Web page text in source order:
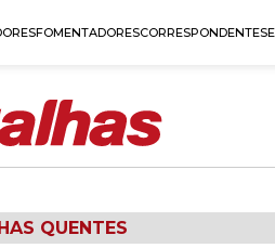
FOMENTADORESCORRESPONDENTES
QUENTES